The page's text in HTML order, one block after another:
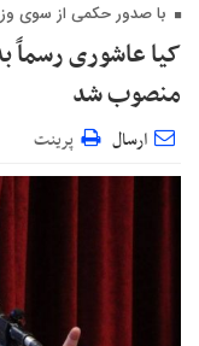
با صدور حکمی از سوی
کیا عاشوری رسماً
منصوب شد
ارسال پرینت